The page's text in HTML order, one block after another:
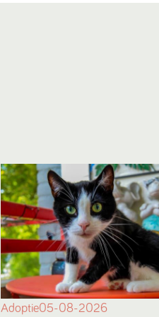
Adoptie05-08-2026